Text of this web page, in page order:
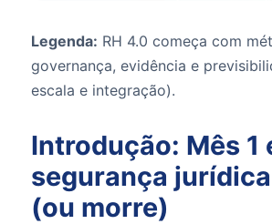
Legenda: RH 4.0 começa com
governança, evidência e
escala e integração).
Introdução: Mês 1
segurança
(ou morre)